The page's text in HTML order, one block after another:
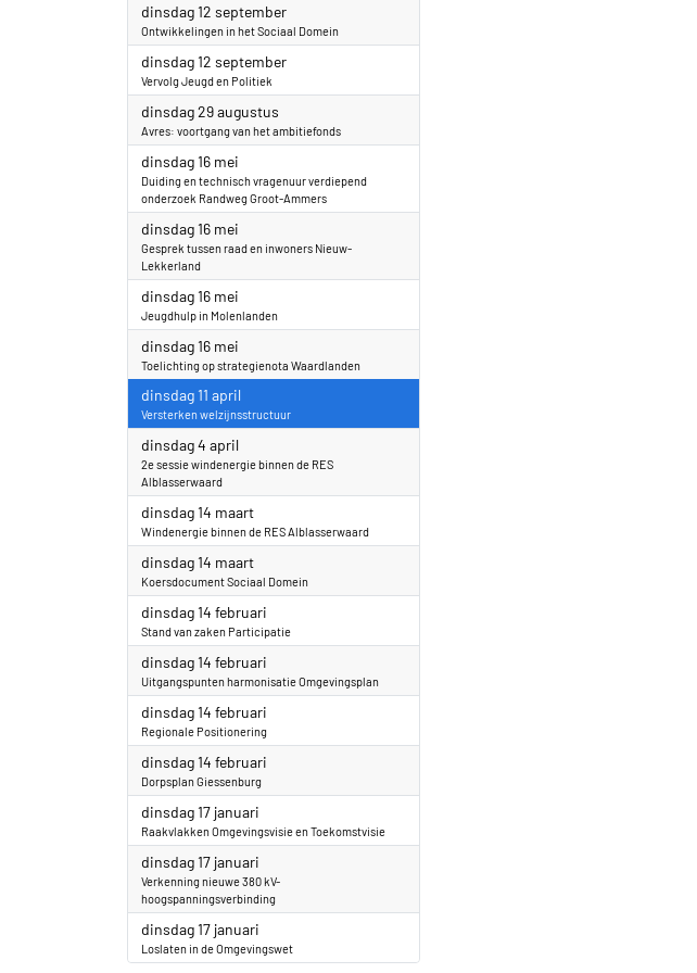
dinsdag 12 september2023
Ontwikkelingen in het Sociaal Domein
dinsdag 12 september2023
Vervolg Jeugd en Politiek
dinsdag 29 augustus
Avres: voortgang van het ambitiefonds
dinsdag 16 mei
Duiding en technisch vragenuur verdiepend
onderzoek Randweg Groot-Ammers
dinsdag 16 mei
Gesprek tussen raad en inwoners Nieuw-
Lekkerland
dinsdag 16 mei
Jeugdhulp in Molenlanden
dinsdag 16 mei
Toelichting op strategienota Waardlanden
dinsdag 11 april2023
Versterken welzijnsstructuur
dinsdag 4 april2023
2e sessie windenergie binnen de RES
Alblasserwaard
dinsdag 14 maart2023
Windenergie binnen de RES Alblasserwaard
dinsdag 14 maart2023
Koersdocument Sociaal Domein
dinsdag 14 februari
Stand van zaken Participatie
dinsdag 14 februari
Uitgangspunten harmonisatie Omgevingsplan
dinsdag 14 februari
Regionale Positionering
dinsdag 14 februari
Dorpsplan Giessenburg
dinsdag 17 januari
Raakvlakken Omgevingsvisie en Toekomstvisie
dinsdag 17 januari
Verkenning nieuwe 380 kV-
hoogspanningsverbinding
dinsdag 17 januari
Loslaten in de Omgevingswet